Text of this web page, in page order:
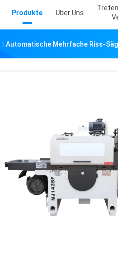
Produkte Über Uns
Automatische Mehrfache Riss-